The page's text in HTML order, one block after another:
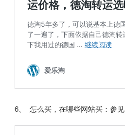
6、 怎么买，在哪些网站买：参见